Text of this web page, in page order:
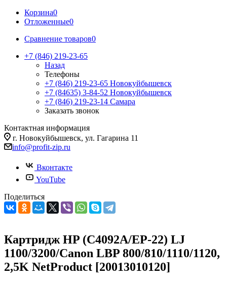
Корзина0
Отложенные0
Сравнение товаров0
+7 (846) 219-23-65
Назад
Телефоны
+7 (846) 219-23-65 Новокуйбышевск
+7 (84635) 3-84-52 Новокуйбышевск
+7 (846) 219-23-14 Самара
Заказать звонок
Контактная информация
г. Новокуйбышевск, ул. Гагарина 11
info@profit-zip.ru
Вконтакте
YouTube
Поделиться
Картридж HP (C4092A/EP-22) LJ
1100/3200/Canon LBP 800/810/1110/1120,
2,5K NetProduct [20013010120]